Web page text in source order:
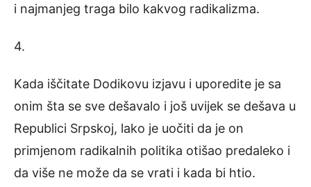
i najmanjeg traga bilo kakvog radikalizma.
4.
Kada iščitate Dodikovu izjavu i uporedite je sa
onim šta se sve dešavalo i još uvijek se dešava u
Republici Srpskoj, lako je uočiti da je on
primjenom radikalnih politika otišao predaleko i
da više ne može da se vrati i kada bi htio.